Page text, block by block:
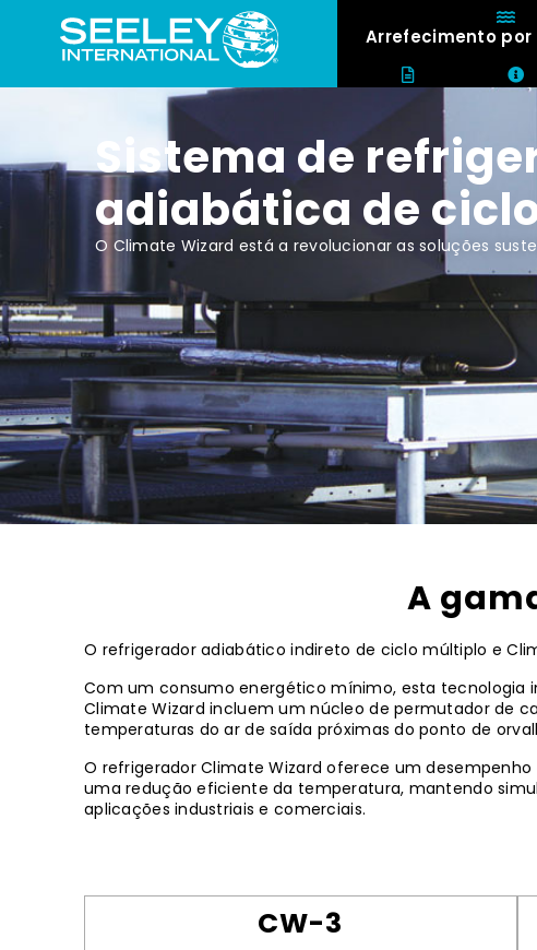
Arrefecimento
Recursos
Sistema de
adiabática de
O Climate Wizard está a revolucionar as soluções
A
O refrigerador adiabático indireto de ciclo múltiplo e
Com um consumo energético mínimo, esta tecnologia
Climate Wizard incluem um núcleo de permutador de
temperaturas do ar de saída próximas do ponto de
O refrigerador Climate Wizard oferece um
uma redução eficiente da temperatura, mantendo
aplicações industriais e comerciais.
CW-3